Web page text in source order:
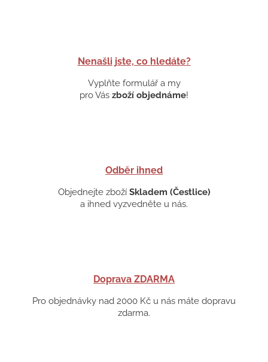
Nenašli jste, co hledáte?
Vyplňte formulář a my
pro Vás zboží objednáme!
Odběr ihned
Objednejte zboží Skladem (Čestlice)
a ihned vyzvedněte u nás.
Doprava ZDARMA
Pro objednávky nad 2000 Kč u nás máte dopravu
zdarma.